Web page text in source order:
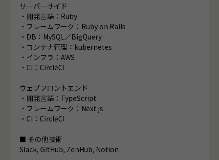
サーバーサイド
・開発言語：Ruby
・フレームワーク：Ruby on Rails
・DB：MySQL／BigQuery
・コンテナ管理：kubernetes
・インフラ：AWS
・CI：CircleCI
ウェブフロントエンド
・開発言語：TypeScript
・フレームワーク：Next.js
・CI：CircleCI
■ その他技術
Slack, GitHub, ZenHub, Notion